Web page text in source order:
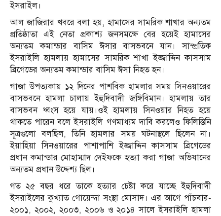
ইসরাইল।
আল জাজিরার খবরে বলা হয়, হামাসের সামরিক শাখার অন্যতম
প্রতিষ্ঠাতা এই নেতা প্রকাশ্য জনসমক্ষে বের হয়েই হামাসের
অন্যতম কমান্ডার বাসিম ঈসার বাসভবনে যান। সাম্প্রতিক
ইসরাইলি হামলায় হামাসের সামরিক শাখা ইজ্জাদ্দিন কাসসাম
ব্রিগেডের অন্যতম কমান্ডার বাসিম ঈসা নিহত হন।
গাজা উপত্যকায় ১২ দিনের পাশবিক হামলার সময় সিনওয়ারের
বাসভবনে হামলা চালায় ইহুদিবাদী জঙ্গিবিমান। হামলায় তার
বাসভবন ধ্বংস হয়ে যায়।ওই হামলায় সিনওয়ার নিহত হয়ে
থাকতে পারেন বলে ইসরাইলি গণমাধ্যম দাবি করলেও ফিলিস্তিনি
সূত্রগুলো বলছিল, তিনি হামলার সময় ঘটনাস্থলে ছিলেন না।
ইয়াহিয়া সিনওয়ারের পাশাপাশি ইজ্জাদ্দিন কাসসাম ব্রিগেডের
প্রধান কমান্ডার মোহাম্মাদ দেইফকে হত্যা করা গাজা অভিযানের
অন্যতম প্রধান উদ্দেশ্য ছিল।
গত ২৫ বছর ধরে তাকে হত্যার চেষ্টা করে যাচ্ছে ইহুদিবাদী
ইসরাইলের কুখ্যাত গোয়েন্দা সংস্থা মোসাদ। এর আগে পাঁচবার-
২০০১, ২০০২, ২০০৩, ২০০৬ ও ২০১৪ সালে ইসরাইলি হামলা